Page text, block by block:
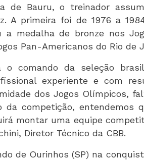
de Bauru, o treinador
A primeira foi de 1976 a
a medalha de bronze nos
Pan-Americanos do Rio de
o comando da seleção
experiente e com
dos Jogos Olímpicos,
da competição, entendemos
montar uma equipe
Diretor Técnico da CBB.
de Ourinhos (SP) na